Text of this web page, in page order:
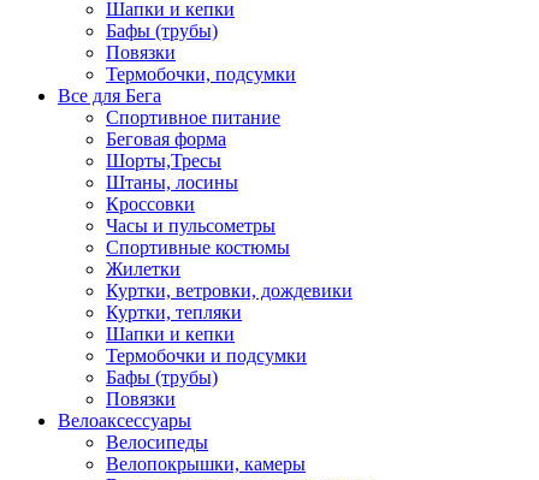
Шапки и кепки
Бафы (трубы)
Повязки
Термобочки, подсумки
Все для Бега
Спортивное питание
Беговая форма
Шорты,Тресы
Штаны, лосины
Кроссовки
Часы и пульсометры
Спортивные костюмы
Жилетки
Куртки, ветровки, дождевики
Куртки, тепляки
Шапки и кепки
Термобочки и подсумки
Бафы (трубы)
Повязки
Велоаксессуары
Велосипеды
Велопокрышки, камеры